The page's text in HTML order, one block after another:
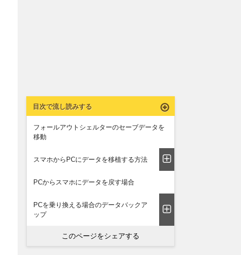
目次で流し読みする
フォールアウトシェルターのセーブデータを
移動
スマホからPCにデータを移植する方法
PCからスマホにデータを戻す場合
PCを乗り換える場合のデータバックア
ップ
このページをシェアする